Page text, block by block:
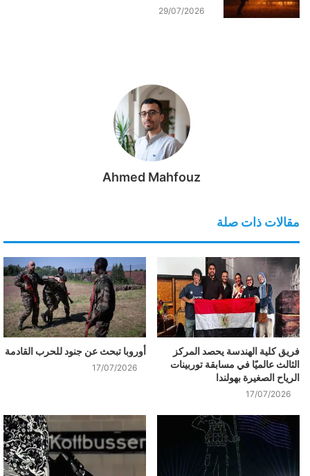
29/07/2026
Ahmed Mahfouz
مقالات ذات صلة
فريق كلية الهندسة يحصد المركز
الثالث عالميًا في مسابقة توربينات
الرياح الصغيرة بهولندا
17/07/2026
أوروبا تبحث عن جنود للحرب القادمة
17/07/2026